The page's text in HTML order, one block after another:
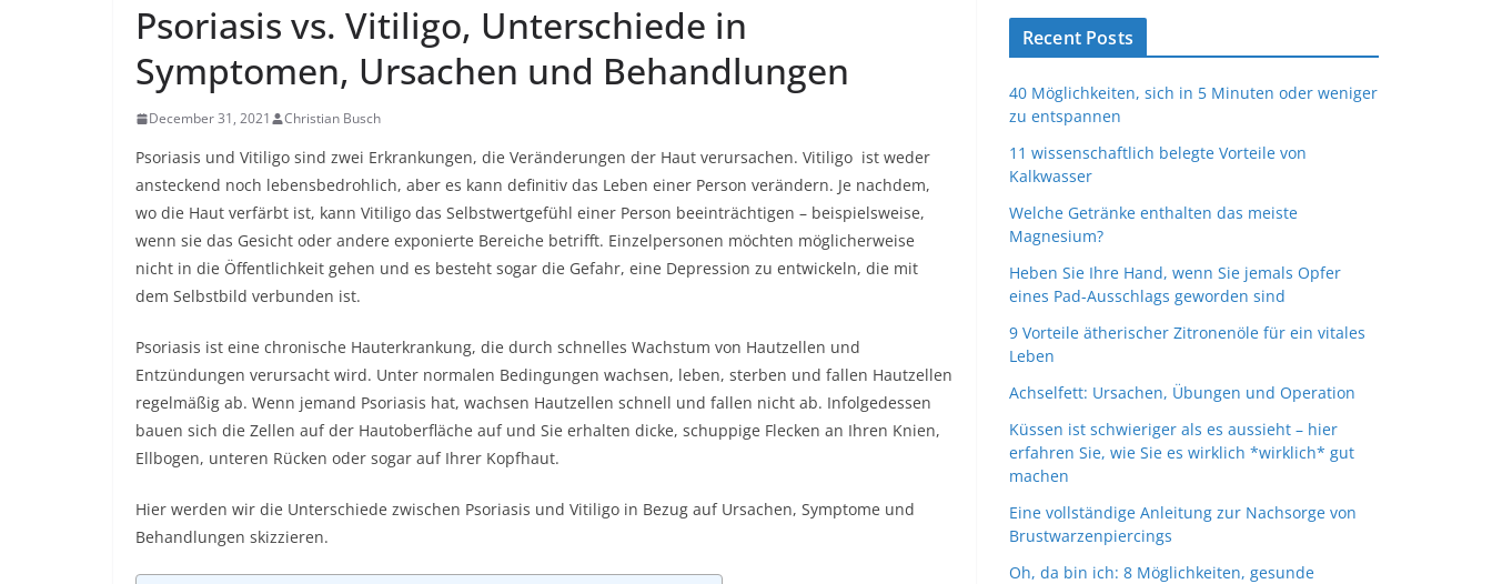
Psoriasis vs. Vitiligo, Unterschiede in
Symptomen, Ursachen und Behandlungen
December 31, 2021 Christian Busch
Psoriasis und Vitiligo sind zwei Erkrankungen, die Veränderungen der Haut verursachen. Vitiligo ist weder
ansteckend noch lebensbedrohlich, aber es kann definitiv das Leben einer Person verändern. Je nachdem,
wo die Haut verfärbt ist, kann Vitiligo das Selbstwertgefühl einer Person beeinträchtigen – beispielsweise,
wenn sie das Gesicht oder andere exponierte Bereiche betrifft. Einzelpersonen möchten möglicherweise
nicht in die Öffentlichkeit gehen und es besteht sogar die Gefahr, eine Depression zu entwickeln, die mit
dem Selbstbild verbunden ist.
Psoriasis ist eine chronische Hauterkrankung, die durch schnelles Wachstum von Hautzellen und
Entzündungen verursacht wird. Unter normalen Bedingungen wachsen, leben, sterben und fallen Hautzellen
regelmäßig ab. Wenn jemand Psoriasis hat, wachsen Hautzellen schnell und fallen nicht ab. Infolgedessen
bauen sich die Zellen auf der Hautoberfläche auf und Sie erhalten dicke, schuppige Flecken an Ihren Knien,
Ellbogen, unteren Rücken oder sogar auf Ihrer Kopfhaut.
Hier werden wir die Unterschiede zwischen Psoriasis und Vitiligo in Bezug auf Ursachen, Symptome und
Behandlungen skizzieren.
Recent Posts
40 Möglichkeiten, sich in 5 Minuten oder weniger
zu entspannen
11 wissenschaftlich belegte Vorteile von
Kalkwasser
Welche Getränke enthalten das meiste
Magnesium?
Heben Sie Ihre Hand, wenn Sie jemals Opfer
eines Pad-Ausschlags geworden sind
9 Vorteile ätherischer Zitronenöle für ein vitales
Leben
Achselfett: Ursachen, Übungen und Operation
Küssen ist schwieriger als es aussieht – hier
erfahren Sie, wie Sie es wirklich *wirklich* gut
machen
Eine vollständige Anleitung zur Nachsorge von
Brustwarzenpiercings
Oh, da bin ich: 8 Möglichkeiten, gesunde